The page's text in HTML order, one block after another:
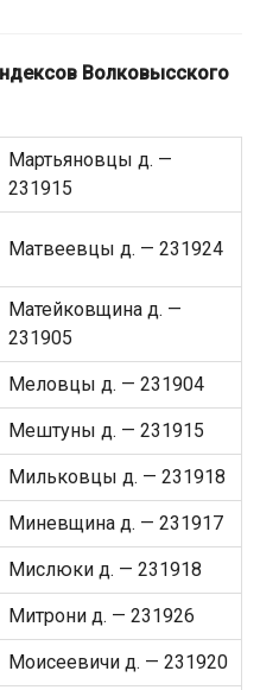
Волковысского
Мартьяновцы д. —
231915
Матвеевцы д. — 231924
Матейковщина д. —
231905
Меловцы д. — 231904
Мештуны д. — 231915
Мильковцы д. — 231918
Миневщина д. — 231917
Мислюки д. — 231918
Митрони д. — 231926
Моисеевичи д. — 231920